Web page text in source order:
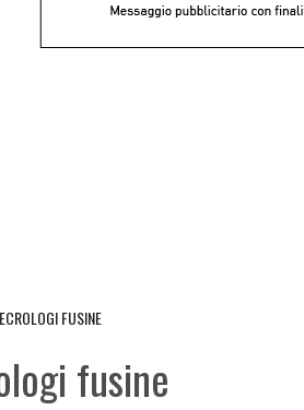
FUSINE
fusine